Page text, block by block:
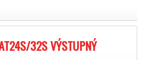
32S VÝSTUPNÝ